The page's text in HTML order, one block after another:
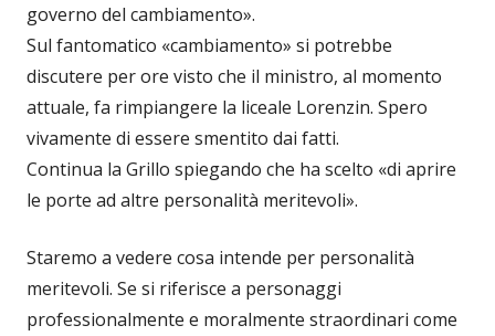
governo del cambiamento».
Sul fantomatico «cambiamento» si potrebbe
discutere per ore visto che il ministro, al momento
attuale, fa rimpiangere la liceale Lorenzin. Spero
vivamente di essere smentito dai fatti.
Continua la Grillo spiegando che ha scelto «di aprire
le porte ad altre personalità meritevoli».
Staremo a vedere cosa intende per personalità
meritevoli. Se si riferisce a personaggi
professionalmente e moralmente straordinari come